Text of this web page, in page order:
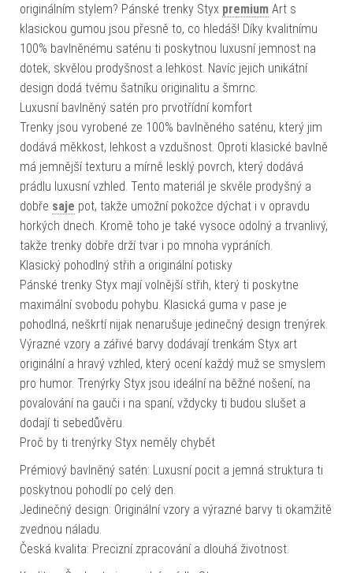
originálním stylem? Pánské trenky Styx premium Art s
klasickou gumou jsou přesně to, co hledáš! Díky kvalitnímu
100% bavlněnému saténu ti poskytnou luxusní jemnost na
dotek, skvělou prodyšnost a lehkost. Navíc jejich unikátní
design dodá tvému šatníku originalitu a šmrnc.
Luxusní bavlněný satén pro prvotřídní komfort
Trenky jsou vyrobené ze 100% bavlněného saténu, který jim
dodává měkkost, lehkost a vzdušnost. Oproti klasické bavlně
má jemnější texturu a mírně lesklý povrch, který dodává
prádlu luxusní vzhled. Tento materiál je skvěle prodyšný a
dobře saje pot, takže umožní pokožce dýchat i v opravdu
horkých dnech. Kromě toho je také vysoce odolný a trvanlivý,
takže trenky dobře drží tvar i po mnoha vypráních.
Klasický pohodlný střih a originální potisky
Pánské trenky Styx mají volnější střih, který ti poskytne
maximální svobodu pohybu. Klasická guma v pase je
pohodlná, neškrtí nijak nenarušuje jedinečný design trenýrek.
Výrazné vzory a zářivé barvy dodávají trenkám Styx art
originální a hravý vzhled, který ocení každý muž se smyslem
pro humor. Trenýrky Styx jsou ideální na běžné nošení, na
povalování na gauči i na spaní, vždycky ti budou slušet a
dodají ti sebedůvěru.
Proč by ti trenýrky Styx neměly chybět
Prémiový bavlněný satén: Luxusní pocit a jemná struktura ti
poskytnou pohodlí po celý den.
Jedinečný design: Originální vzory a výrazné barvy ti okamžitě
zvednou náladu.
Česká kvalita: Precizní zpracování a dlouhá životnost.